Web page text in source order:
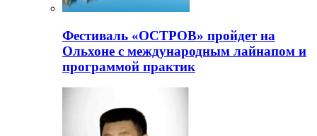
Фестиваль «ОСТРОВ» пройдет на
Ольхоне с международным лайнапом и
программой практик